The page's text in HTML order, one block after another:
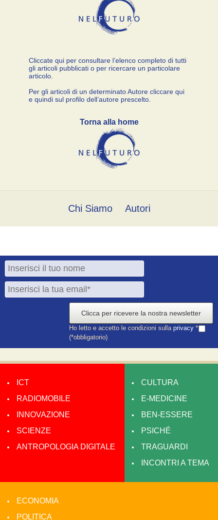
Cliccate qui per consultare l’elenco completo di tutti
gli articoli pubblicati o per ricercare un particolare
articolo.
Per gli articoli di un determinato Autore cliccare qui
e quindi sul profilo dell’autore prescelto.
Torna alla home
Chi Siamo Autori
Clicca per ricevere la nostra newsletter
Ho letto e accetto le condizioni sulla privacy *
(*obbligatorio)
ICT
RADIOMOBILE
INNOVAZIONE
SCIENZE
ANTROPOLOGIA DIGITALE
CULTURA
E-MEDICINE
BEN-ESSERE
PSICHÉ
TRAGUARDI
INCONTRI A TEMA
ECONOMIA
POLITICA